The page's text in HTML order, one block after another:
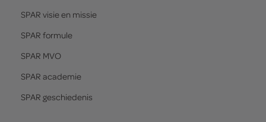
SPAR visie en missie
SPAR formule
SPAR MVO
SPAR academie
SPAR geschiedenis